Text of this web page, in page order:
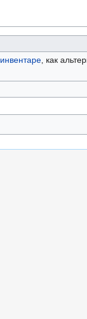
инвентаре, как